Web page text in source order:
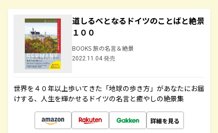
道しるべとなるドイツのことばと絶景
１００
BOOKS 旅の名言＆絶景
2022.11.04 発売
世界を４０年以上歩いてきた「地球の歩き方」があなたにお届
けする、人生を輝かせるドイツの名言と癒やしの絶景集
詳細を見る